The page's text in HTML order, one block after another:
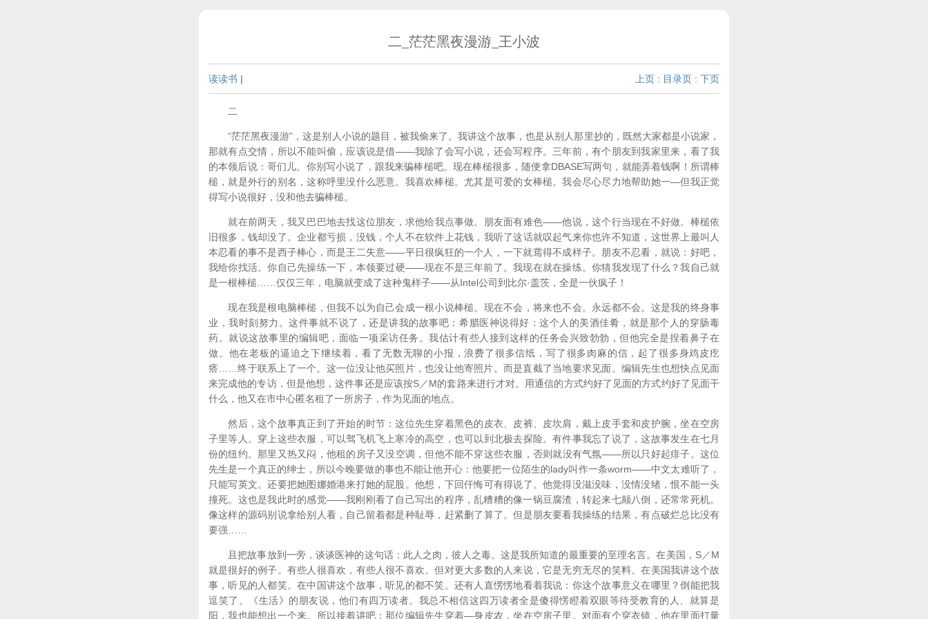
二_茫茫黑夜漫游_王小波
读读书 | 上页 : 目录页 : 下页
二
“茫茫黑夜漫游”，这是别人小说的题目，被我偷来了。我讲这个故事，也是从别人那里抄的，既然大家都是小说家，
那就有点交情，所以不能叫偷，应该说是借——我除了会写小说，还会写程序。三年前，有个朋友到我家里来，看了我
的本领后说：哥们儿。你别写小说了，跟我来骗棒槌吧。现在棒槌很多，随便拿DBASE写两句，就能弄着钱啊！所谓棒
槌，就是外行的别名，这称呼里没什么恶意。我喜欢棒槌。尤其是可爱的女棒槌。我会尽心尽力地帮助她一—但我正觉
得写小说很好，没和他去骗棒槌。
就在前两天，我又巴巴地去找这位朋友，求他给我点事做。朋友面有难色——他说，这个行当现在不好做。棒槌依
旧很多，钱却没了。企业都亏损，没钱，个人不在软件上花钱，我听了这话就叹起气来你也许不知道，这世界上最叫人
本忍看的事不是西子棒心，而是王二失意——平日很疯狂的一个人，一下就蔫得不成样子。朋友不忍看，就说：好吧，
我给你找活。你自己先操练一下，本领要过硬——现在不是三年前了。我现在就在操练。你猜我发现了什么？我自己就
是一根棒槌……仅仅三年，电脑就变成了这种鬼样子——从Intel公司到比尔·盖茨，全是一伙疯子！
现在我是根电脑棒槌，但我不以为自己会成一根小说棒槌。现在不会，将来也不会。永远都不会。这是我的终身事
业，我时刻努力。这件事就不说了，还是讲我的故事吧：希腊医神说得好：这个人的美酒佳肴，就是那个人的穿肠毒
药。就说这故事里的编辑吧，面临一项采访任务。我估计有些人接到这样的任务会兴致勃勃，但他完全是捏着鼻子在
做。他在老板的逼迫之下继续着，看了无数无聊的小报，浪费了很多信纸，写了很多肉麻的信，起了很多身鸡皮疙
瘩……终于联系上了一个。这一位没让他买照片，也没让他寄照片。而是直截了当地要求见面。编辑先生也想快点见面
来完成他的专访，但是他想，这件事还是应该按S／M的套路来进行才对。用通信的方式约好了见面的方式约好了见面干
什么，他又在市中心匿名租了一所房子，作为见面的地点。
然后，这个故事真正到了开始的时节：这位先生穿着黑色的皮衣、皮裤、皮坎肩，戴上皮手套和皮护腕，坐在空房
子里等人。穿上这些衣服，可以驾飞机飞上寒冷的高空，也可以到北极去探险。有件事我忘了说了，这故事发生在七月
份的纽约。那里又热又闷，他租的房子又没空调，但他不能不穿这些衣服，否则就没有气氛——所以只好起痱子。这位
先生是一个真正的绅士，所以今晚要做的事也不能让他开心：他要把一位陌生的lady叫作一条worm——中文太难听了，
只能写英文。还要把她图娜婚港来打她的屁股。他想，下回仟悔可有得说了。他觉得没滋没味，没情没绪，恨不能一头
撞死。这也是我此时的感觉——我刚刚看了自己写出的程序，乱糟糟的像一锅豆腐渣，转起来七颠八倒，还常常死机。
像这样的源码别说拿给别人看，自己留着都是种耻辱，赶紧删了算了。但是朋友要看我操练的结果，有点破烂总比没有
要强……
且把故事放到一旁，谈谈医神的这句话：此人之肉，彼人之毒。这是我所知道的最重要的至理名言。在美国，S／M
就是很好的例子。有些人很喜欢，有些人很不喜欢。但对更大多数的人来说，它是无穷无尽的笑料。在美国我讲这个故
事，听见的人都笑。在中国讲这个故事，听见的都不笑。还有人直愣愣地看着我说：你这个故事意义在哪里？倒能把我
逗笑了。《生活》的朋友说，他们有四万读者。我总不相信这四万读者全是傻得愣瞪着双眼等待受教育的人、就算是
阳，我也能想出一个来。所以接着讲吧：那位编辑先生穿着—身皮农，坐在空房子里。对面有个穿衣镜，他在里面打量